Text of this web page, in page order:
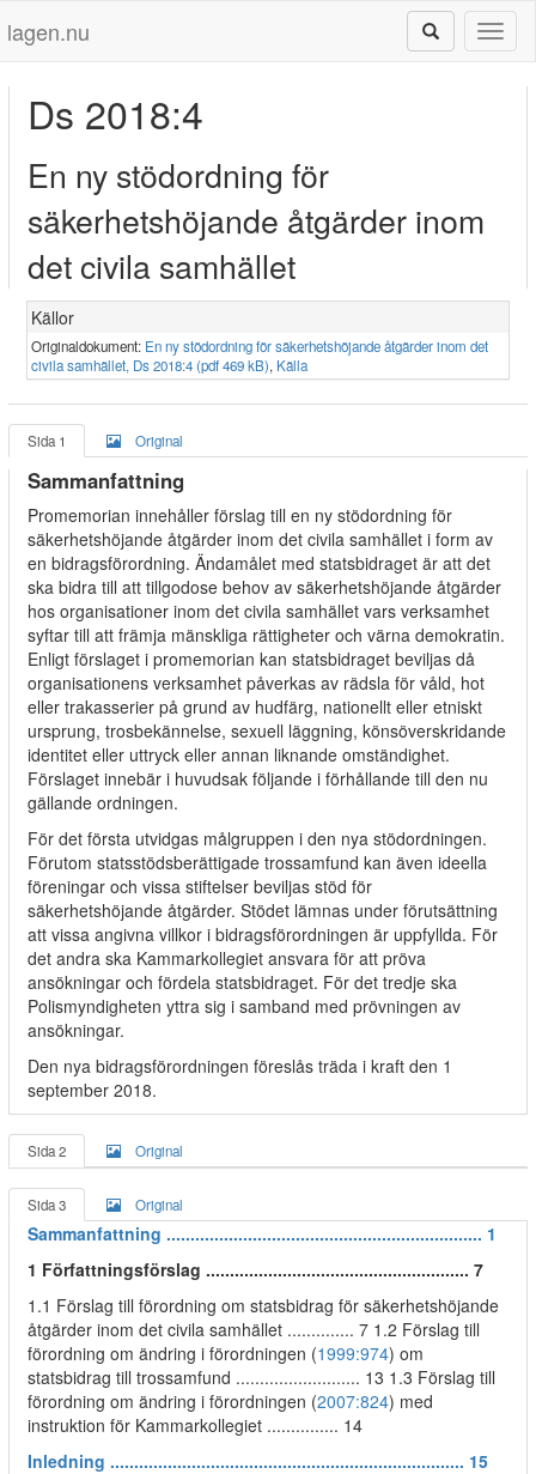
lagen.nu
Ds 2018:4
En ny stödordning för
säkerhetshöjande åtgärder inom
det civila samhället
Källor
Originaldokument: En ny stödordning för säkerhetshöjande åtgärder inom det
civila samhället, Ds 2018:4 (pdf 469 kB), Källa
Sida 1 Original
Sammanfattning
Promemorian innehåller förslag till en ny stödordning för
säkerhetshöjande åtgärder inom det civila samhället i form av
en bidragsförordning. Ändamålet med statsbidraget är att det
ska bidra till att tillgodose behov av säkerhetshöjande åtgärder
hos organisationer inom det civila samhället vars verksamhet
syftar till att främja mänskliga rättigheter och värna demokratin.
Enligt förslaget i promemorian kan statsbidraget beviljas då
organisationens verksamhet påverkas av rädsla för våld, hot
eller trakasserier på grund av hudfärg, nationellt eller etniskt
ursprung, trosbekännelse, sexuell läggning, könsöverskridande
identitet eller uttryck eller annan liknande omständighet.
Förslaget innebär i huvudsak följande i förhållande till den nu
gällande ordningen.
För det första utvidgas målgruppen i den nya stödordningen.
Förutom statsstödsberättigade trossamfund kan även ideella
föreningar och vissa stiftelser beviljas stöd för
säkerhetshöjande åtgärder. Stödet lämnas under förutsättning
att vissa angivna villkor i bidragsförordningen är uppfyllda. För
det andra ska Kammarkollegiet ansvara för att pröva
ansökningar och fördela statsbidraget. För det tredje ska
Polismyndigheten yttra sig i samband med prövningen av
ansökningar.
Den nya bidragsförordningen föreslås träda i kraft den 1
september 2018.
Sida 2 Original
Sida 3 Original
Sammanfattning .................................................................. 1
1 Författningsförslag ....................................................... 7
1.1 Förslag till förordning om statsbidrag för säkerhetshöjande
åtgärder inom det civila samhället .............. 7 1.2 Förslag till
förordning om ändring i förordningen (1999:974) om
statsbidrag till trossamfund .......................... 13 1.3 Förslag till
förordning om ändring i förordningen (2007:824) med
instruktion för Kammarkollegiet ............... 14
Inledning .......................................................................... 15